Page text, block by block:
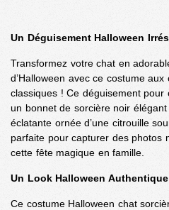
Un Déguisement Halloween
Transformez votre chat en
d’Halloween avec ce costume aux
classiques ! Ce déguisement pour
un bonnet de sorcière noir
éclatante ornée d’une citrouille
parfaite pour capturer des photos
cette fête magique en famille.
Un Look Halloween
Ce costume Halloween chat